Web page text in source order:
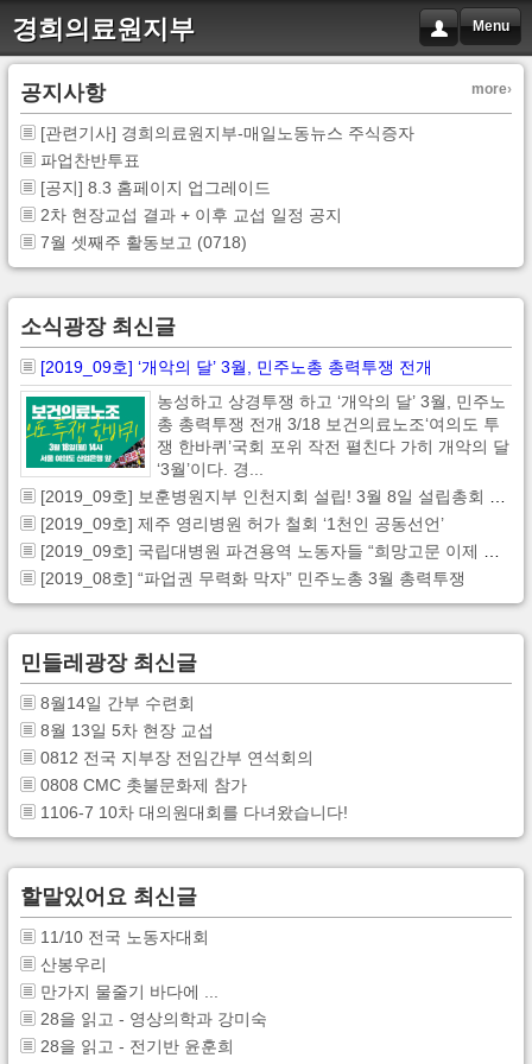
경희의료원지부 Menu
공지사항 more
[관련기사] 경희의료원지부-매일노동뉴스 주식증자
파업찬반투표
[공지] 8.3 홈페이지 업그레이드
2차 현장교섭 결과 + 이후 교섭 일정 공지
7월 셋째주 활동보고 (0718)
소식광장 최신글
[2019_09호] ‘개악의 달’ 3월, 민주노총 총력투쟁 전개
농성하고 상경투쟁 하고 ‘개악의 달’ 3월, 민주노
총 총력투쟁 전개 3/18 보건의료노조‘여의도 투
쟁 한바퀴’국회 포위 작전 펼친다 가히 개악의 달
‘3월’이다. 경...
[2019_09호] 보훈병원지부 인천지회 설립! 3월 8일 설립총회 개최
[2019_09호] 제주 영리병원 허가 철회 ‘1천인 공동선언’
[2019_09호] 국립대병원 파견용역 노동자들 “희망고문 이제 그만”
[2019_08호] “파업권 무력화 막자” 민주노총 3월 총력투쟁
민들레광장 최신글
8월14일 간부 수련회
8월 13일 5차 현장 교섭
0812 전국 지부장 전임간부 연석회의
0808 CMC 촛불문화제 참가
1106-7 10차 대의원대회를 다녀왔습니다!
할말있어요 최신글
11/10 전국 노동자대회
산봉우리
만가지 물줄기 바다에 ...
28을 읽고 - 영상의학과 강미숙
28을 읽고 - 전기반 윤훈희